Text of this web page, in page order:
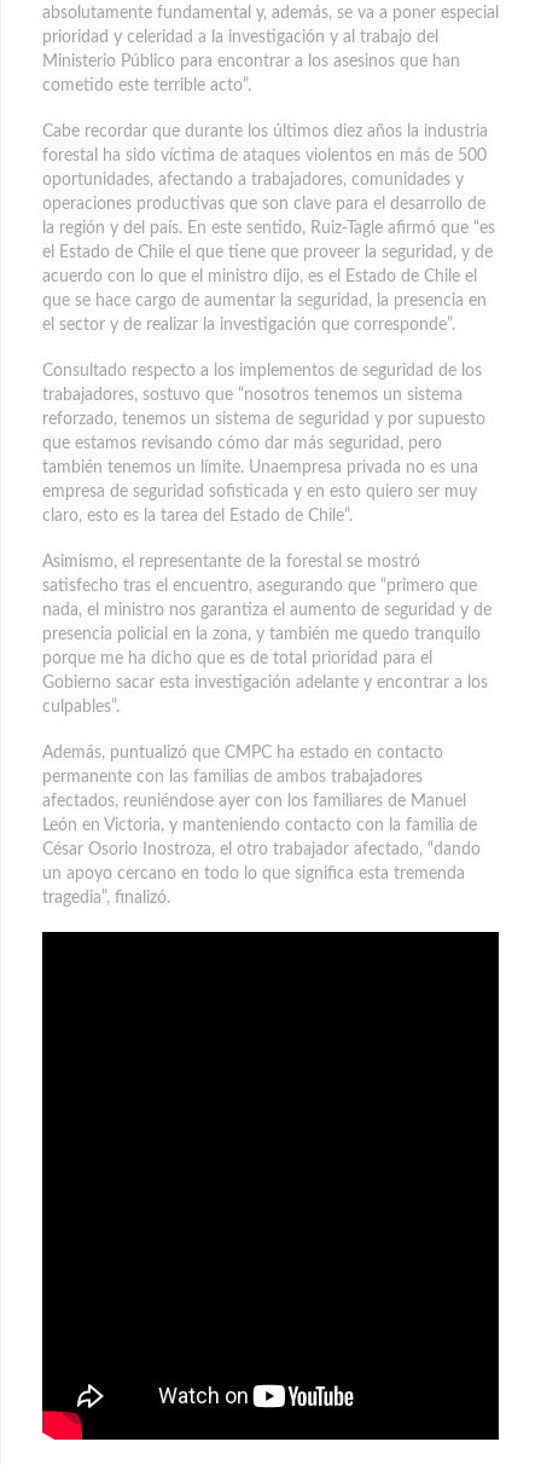
absolutamente fundamental y, además, se va a poner especial
prioridad y celeridad a la investigación y al trabajo del
Ministerio Público para encontrar a los asesinos que han
cometido este terrible acto”.
Cabe recordar que durante los últimos diez años la industria
forestal ha sido víctima de ataques violentos en más de 500
oportunidades, afectando a trabajadores, comunidades y
operaciones productivas que son clave para el desarrollo de
la región y del país. En este sentido, Ruiz-Tagle afirmó que “es
el Estado de Chile el que tiene que proveer la seguridad, y de
acuerdo con lo que el ministro dijo, es el Estado de Chile el
que se hace cargo de aumentar la seguridad, la presencia en
el sector y de realizar la investigación que corresponde”.
Consultado respecto a los implementos de seguridad de los
trabajadores, sostuvo que “nosotros tenemos un sistema
reforzado, tenemos un sistema de seguridad y por supuesto
que estamos revisando cómo dar más seguridad, pero
también tenemos un límite. Unaempresa privada no es una
empresa de seguridad sofisticada y en esto quiero ser muy
claro, esto es la tarea del Estado de Chile”.
Asimismo, el representante de la forestal se mostró
satisfecho tras el encuentro, asegurando que “primero que
nada, el ministro nos garantiza el aumento de seguridad y de
presencia policial en la zona, y también me quedo tranquilo
porque me ha dicho que es de total prioridad para el
Gobierno sacar esta investigación adelante y encontrar a los
culpables”.
Además, puntualizó que CMPC ha estado en contacto
permanente con las familias de ambos trabajadores
afectados, reuniéndose ayer con los familiares de Manuel
León en Victoria, y manteniendo contacto con la familia de
César Osorio Inostroza, el otro trabajador afectado, “dando
un apoyo cercano en todo lo que significa esta tremenda
tragedia”, finalizó.